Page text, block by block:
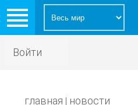
Войти
главная | новости